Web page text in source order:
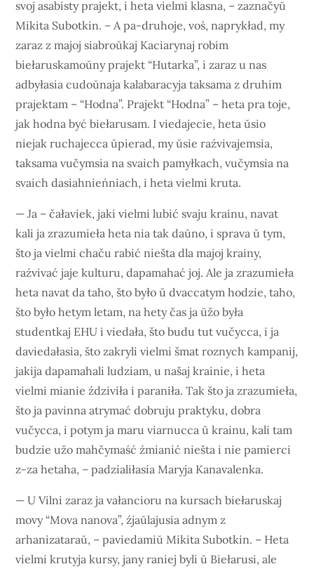
svoj asabisty prajekt, i heta vielmi klasna, – zaznačyŭ
Mikita Subotkin. – A pa-druhoje, voś, naprykład, my
zaraz z majoj siabroŭkaj Kaciarynaj robim
biełaruskamoŭny prajekt “Hutarka”, i zaraz u nas
adbyłasia cudoŭnaja kalabaracyja taksama z druhim
prajektam – “Hodna”. Prajekt “Hodna” – heta pra toje,
jak hodna być biełarusam. I viedajecie, heta ŭsio
niejak ruchajecca ŭpierad, my ŭsie raźvivajemsia,
taksama vučymsia na svaich pamyłkach, vučymsia na
svaich dasiahnieńniach, i heta vielmi kruta.
— Ja – čałaviek, jaki vielmi lubić svaju krainu, navat
kali ja zrazumieła heta nia tak daŭno, i sprava ŭ tym,
što ja vielmi chaču rabić niešta dla majoj krainy,
raźvivać jaje kulturu, dapamahać joj. Ale ja zrazumieła
heta navat da taho, što było ŭ dvaccatym hodzie, taho,
što było hetym letam, na hety čas ja ŭžo była
studentkaj EHU i viedała, što budu tut vučycca, i ja
daviedałasia, što zakryli vielmi šmat roznych kampanij,
jakija dapamahali ludziam, u našaj krainie, i heta
vielmi mianie ździviła i paraniła. Tak što ja zrazumieła,
što ja pavinna atrymać dobruju praktyku, dobra
vučycca, i potym ja maru viarnucca ŭ krainu, kali tam
budzie užo mahčymaść źmianić niešta i nie pamierci
z-za hetaha, – padzialiłasia Maryja Kanavalenka.
— U Vilni zaraz ja vałancioru na kursach biełaruskaj
movy “Mova nanova”, źjaŭlajusia adnym z
arhanizataraŭ, – paviedamiŭ Mikita Subotkin. – Heta
vielmi krutyja kursy, jany raniej byli ŭ Biełarusi, ale